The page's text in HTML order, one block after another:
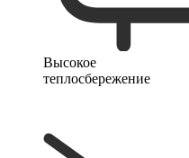
Высокое
теплосбережение